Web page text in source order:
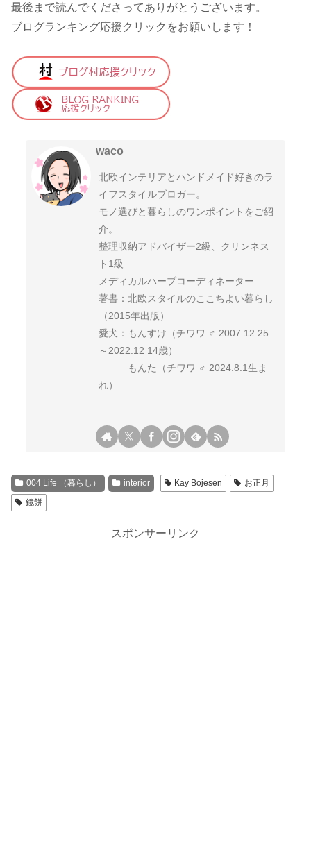
最後まで読んでくださってありがとうございます。
ブログランキング応援クリックをお願いします！
waco
北欧インテリアとハンドメイド好きのラ
イフスタイルブロガー。
モノ選びと暮らしのワンポイントをご紹
介。
整理収納アドバイザー2級、クリンネス
ト1級
メディカルハーブコーディネーター
著書：北欧スタイルのここちよい暮らし
（2015年出版）
愛犬：もんすけ（チワワ ♂ 2007.12.25
～2022.12 14歳）
もんた（チワワ ♂ 2024.8.1生ま
れ）
004 Life （暮らし） interior Kay Bojesen
お正月
鏡餅
スポンサーリンク